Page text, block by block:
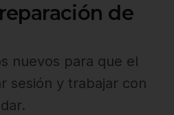
de
nuevos para que el
sesión y trabajar con